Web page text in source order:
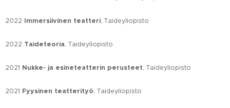
2022 Immersiivinen teatteri, Taideyliopisto
2022 Taideteoria, Taideyliopisto
2021 Nukke- ja esineteatterin perusteet, Taideyliopisto
2021 Fyysinen teatterityö, Taideyliopisto